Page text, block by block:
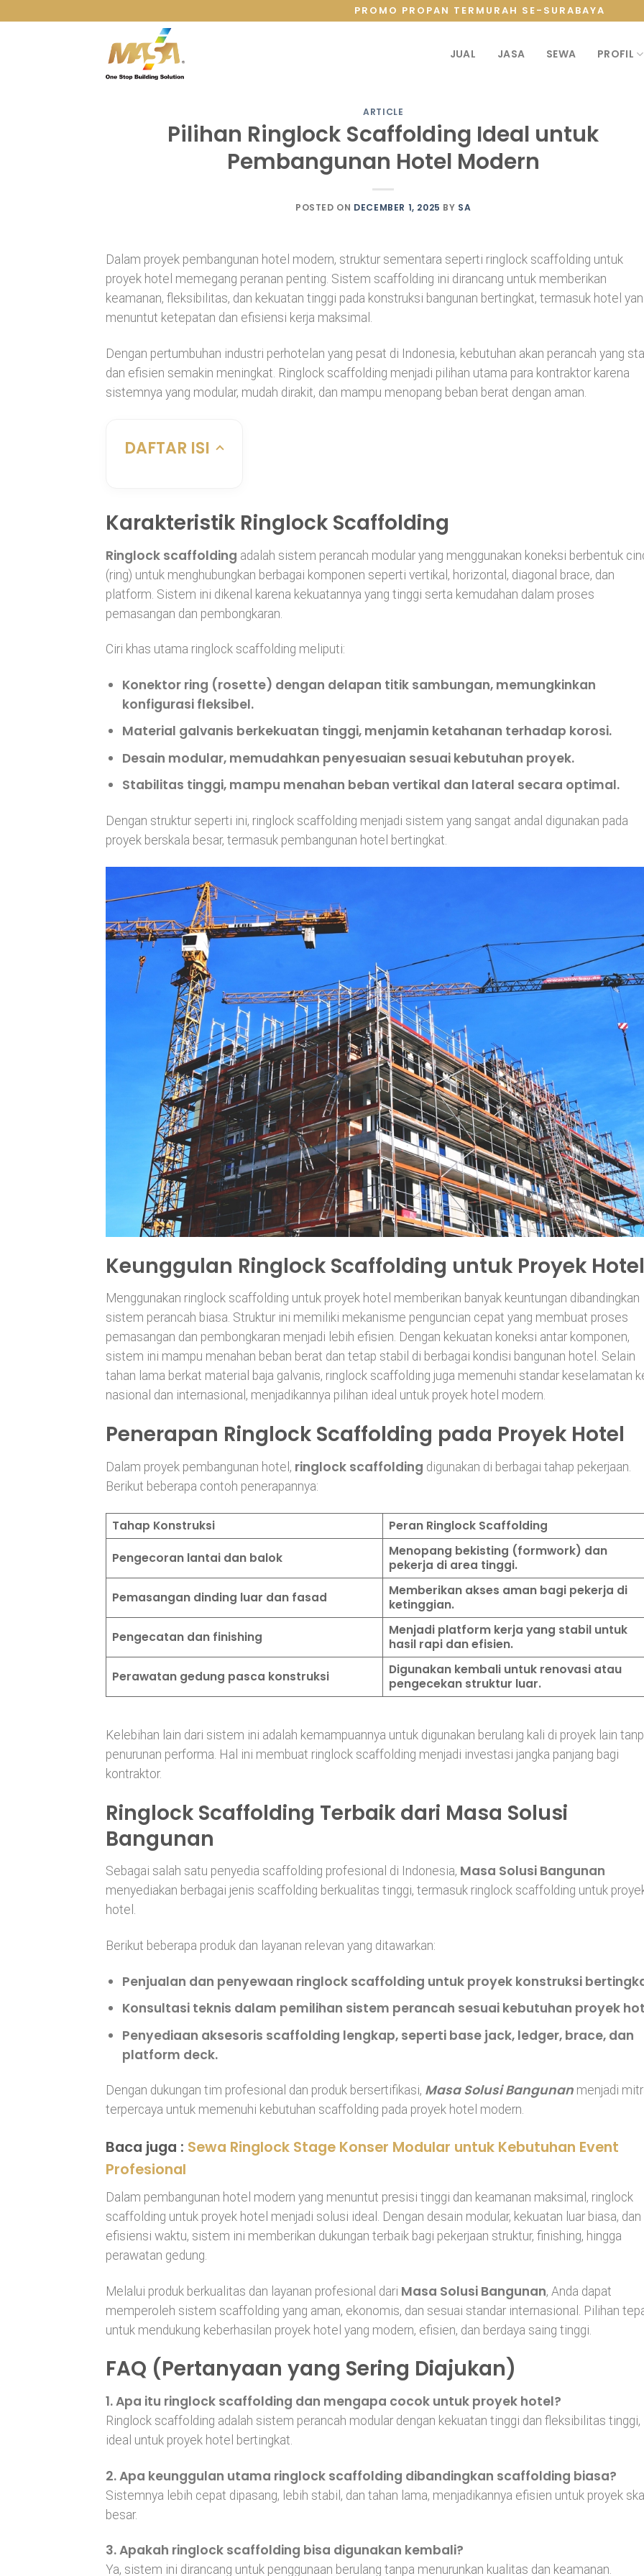
PROMO PROPAN TERMURAH SE-SURABAYA
JUAL JASA SEWA PROFIL
ARTICLE
Pilihan Ringlock Scaffolding Ideal untuk
Pembangunan Hotel Modern
POSTED ON DECEMBER 1, 2025 BY SA
Dalam proyek pembangunan hotel modern, struktur sementara seperti ringlock scaffolding untuk
proyek hotel memegang peranan penting. Sistem scaffolding ini dirancang untuk memberikan
keamanan, fleksibilitas, dan kekuatan tinggi pada konstruksi bangunan bertingkat, termasuk hotel
menuntut ketepatan dan efisiensi kerja maksimal.
Dengan pertumbuhan industri perhotelan yang pesat di Indonesia, kebutuhan akan perancah yang
dan efisien semakin meningkat. Ringlock scaffolding menjadi pilihan utama para kontraktor karena
sistemnya yang modular, mudah dirakit, dan mampu menopang beban berat dengan aman.
DAFTAR ISI
Karakteristik Ringlock Scaffolding
Ringlock scaffolding adalah sistem perancah modular yang menggunakan koneksi berbentuk
(ring) untuk menghubungkan berbagai komponen seperti vertikal, horizontal, diagonal brace, dan
platform. Sistem ini dikenal karena kekuatannya yang tinggi serta kemudahan dalam proses
pemasangan dan pembongkaran.
Ciri khas utama ringlock scaffolding meliputi:
Konektor ring (rosette) dengan delapan titik sambungan, memungkinkan
konfigurasi fleksibel.
Material galvanis berkekuatan tinggi, menjamin ketahanan terhadap korosi.
Desain modular, memudahkan penyesuaian sesuai kebutuhan proyek.
Stabilitas tinggi, mampu menahan beban vertikal dan lateral secara optimal.
Dengan struktur seperti ini, ringlock scaffolding menjadi sistem yang sangat andal digunakan pada
proyek berskala besar, termasuk pembangunan hotel bertingkat.
Keunggulan Ringlock Scaffolding untuk Proyek Hotel
Menggunakan ringlock scaffolding untuk proyek hotel memberikan banyak keuntungan dibandingkan
sistem perancah biasa. Struktur ini memiliki mekanisme penguncian cepat yang membuat proses
pemasangan dan pembongkaran menjadi lebih efisien. Dengan kekuatan koneksi antar komponen,
sistem ini mampu menahan beban berat dan tetap stabil di berbagai kondisi bangunan hotel. Selain
tahan lama berkat material baja galvanis, ringlock scaffolding juga memenuhi standar keselamatan
nasional dan internasional, menjadikannya pilihan ideal untuk proyek hotel modern.
Penerapan Ringlock Scaffolding pada Proyek Hotel
Dalam proyek pembangunan hotel, ringlock scaffolding digunakan di berbagai tahap pekerjaan.
Berikut beberapa contoh penerapannya:
Tahap Konstruksi Peran Ringlock Scaffolding
Pengecoran lantai dan balok
Menopang bekisting (formwork) dan
pekerja di area tinggi.
Pemasangan dinding luar dan fasad
Memberikan akses aman bagi pekerja di
ketinggian.
Pengecatan dan finishing
Menjadi platform kerja yang stabil untuk
hasil rapi dan efisien.
Perawatan gedung pasca konstruksi
Digunakan kembali untuk renovasi atau
pengecekan struktur luar.
Kelebihan lain dari sistem ini adalah kemampuannya untuk digunakan berulang kali di proyek lain
penurunan performa. Hal ini membuat ringlock scaffolding menjadi investasi jangka panjang bagi
kontraktor.
Ringlock Scaffolding Terbaik dari Masa Solusi
Bangunan
Sebagai salah satu penyedia scaffolding profesional di Indonesia, Masa Solusi Bangunan
menyediakan berbagai jenis scaffolding berkualitas tinggi, termasuk ringlock scaffolding untuk
hotel.
Berikut beberapa produk dan layanan relevan yang ditawarkan:
Penjualan dan penyewaan ringlock scaffolding untuk proyek konstruksi
Konsultasi teknis dalam pemilihan sistem perancah sesuai kebutuhan proyek
Penyediaan aksesoris scaffolding lengkap, seperti base jack, ledger, brace, dan
platform deck.
Dengan dukungan tim profesional dan produk bersertifikasi, Masa Solusi Bangunan menjadi
terpercaya untuk memenuhi kebutuhan scaffolding pada proyek hotel modern.
Baca juga : Sewa Ringlock Stage Konser Modular untuk Kebutuhan Event
Profesional
Dalam pembangunan hotel modern yang menuntut presisi tinggi dan keamanan maksimal, ringlock
scaffolding untuk proyek hotel menjadi solusi ideal. Dengan desain modular, kekuatan luar biasa, dan
efisiensi waktu, sistem ini memberikan dukungan terbaik bagi pekerjaan struktur, finishing, hingga
perawatan gedung.
Melalui produk berkualitas dan layanan profesional dari Masa Solusi Bangunan, Anda dapat
memperoleh sistem scaffolding yang aman, ekonomis, dan sesuai standar internasional. Pilihan
untuk mendukung keberhasilan proyek hotel yang modern, efisien, dan berdaya saing tinggi.
FAQ (Pertanyaan yang Sering Diajukan)
1. Apa itu ringlock scaffolding dan mengapa cocok untuk proyek hotel?
Ringlock scaffolding adalah sistem perancah modular dengan kekuatan tinggi dan fleksibilitas tinggi,
ideal untuk proyek hotel bertingkat.
2. Apa keunggulan utama ringlock scaffolding dibandingkan scaffolding biasa?
Sistemnya lebih cepat dipasang, lebih stabil, dan tahan lama, menjadikannya efisien untuk proyek
besar.
3. Apakah ringlock scaffolding bisa digunakan kembali?
Ya, sistem ini dirancang untuk penggunaan berulang tanpa menurunkan kualitas dan keamanan.